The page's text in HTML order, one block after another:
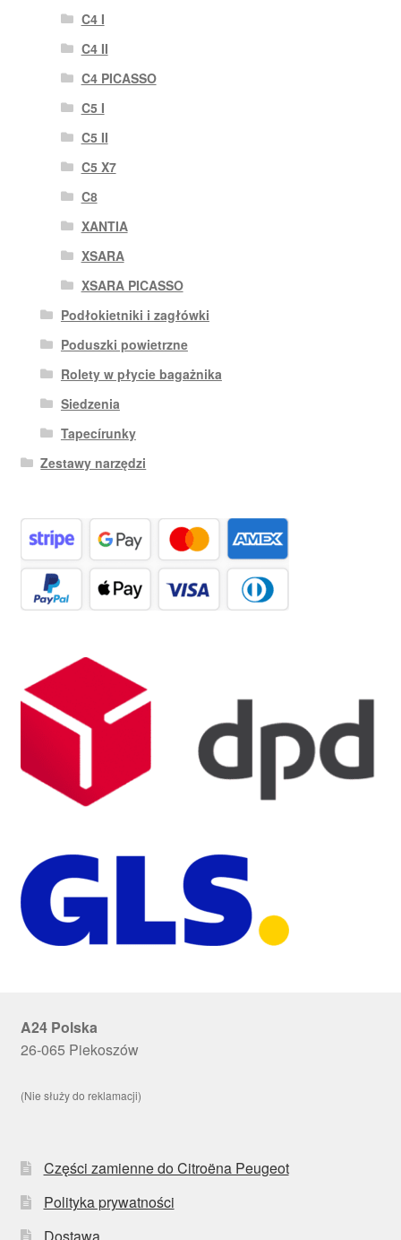
C4 I
C4 II
C4 PICASSO
C5 I
C5 II
C5 X7
C8
XANTIA
XSARA
XSARA PICASSO
Podłokietniki i zagłówki
Poduszki powietrzne
Rolety w płycie bagażnika
Siedzenia
Tapecírunky
Zestawy narzędzi
A24 Polska
26-065 Piekoszów
(Nie służy do reklamacji)
Części zamienne do Citroëna Peugeot
Polityka prywatności